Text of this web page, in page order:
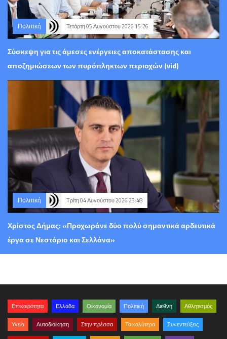
Πολιτική Τετάρτη 05 Αυγούστου 2026 15:26
Σύσκεψη για τις άμεσες ενέργειες αποκατάστασης και
αποζημιώσεων των πυρόπληκτων περιοχών (vid)
Πολιτική Τρίτη 04 Αυγούστου 2026 23:48
Χρίστος Δήμας: «Προχωράνε δύο πολύ σημαντικά αρδευτικά
έργα σε Νεστόριο και Σελλάνα»
Επικαιρότητα Ελλάδα Οικονομία Πολιτική Διεθνή Αθλητισμός
Υγεία Αυτοδιοίκηση Στην πρέσσα Τα καλύτερα Συνεντεύξεις